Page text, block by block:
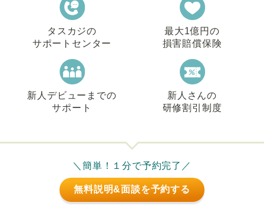
タスカジの
サポートセンター
最大1億円の
損害賠償保険
新人デビューまでの
サポート
新人さんの
研修割引制度
＼簡単！１分で予約完了／
無料説明&面談を予約する